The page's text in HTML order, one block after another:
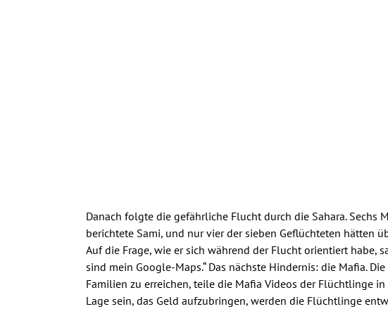
Danach folgte die gefährliche Flucht durch die Sahara. Sechs
berichtete Sami, und nur vier der sieben Geflüchteten hätten
Auf die Frage, wie er sich während der Flucht orientiert habe,
sind mein Google-Maps.“ Das nächste Hindernis: die Mafia.
Familien zu erreichen, teile die Mafia Videos der Flüchtlinge
Lage sein, das Geld aufzubringen, werden die Flüchtlinge